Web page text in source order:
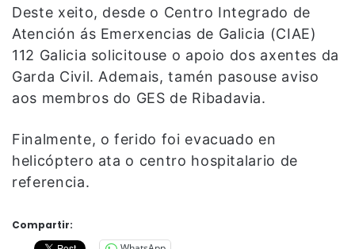
Deste xeito, desde o Centro Integrado de
Atención ás Emerxencias de Galicia (CIAE)
112 Galicia solicitouse o apoio dos axentes da
Garda Civil. Ademais, tamén pasouse aviso
aos membros do GES de Ribadavia.
Finalmente, o ferido foi evacuado en
helicóptero ata o centro hospitalario de
referencia.
Compartir: